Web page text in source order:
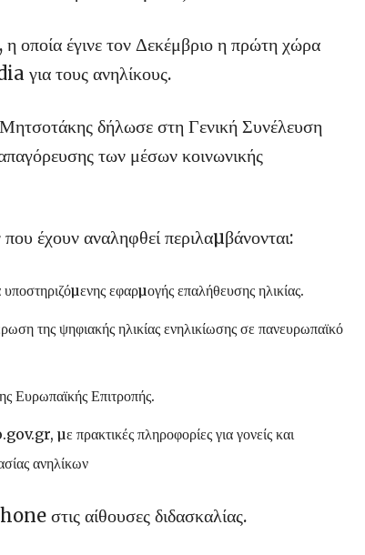
οποία έγινε τον Δεκέμβριο η πρώτη χώρα
για τους ανηλίκους.
δήλωσε στη Γενική Συνέλευση
των μέσων κοινωνικής
έχουν αναληφθεί περιλαµβάνονται:
εφαρµογής επαλήθευσης ηλικίας.
της ψηφιακής ηλικίας ενηλικίωσης σε πανευρωπαϊκό
Ευρωπαϊκής Επιτροπής.
µε πρακτικές πληροφορίες για γονείς και
ανηλίκων
στις αίθουσες διδασκαλίας.